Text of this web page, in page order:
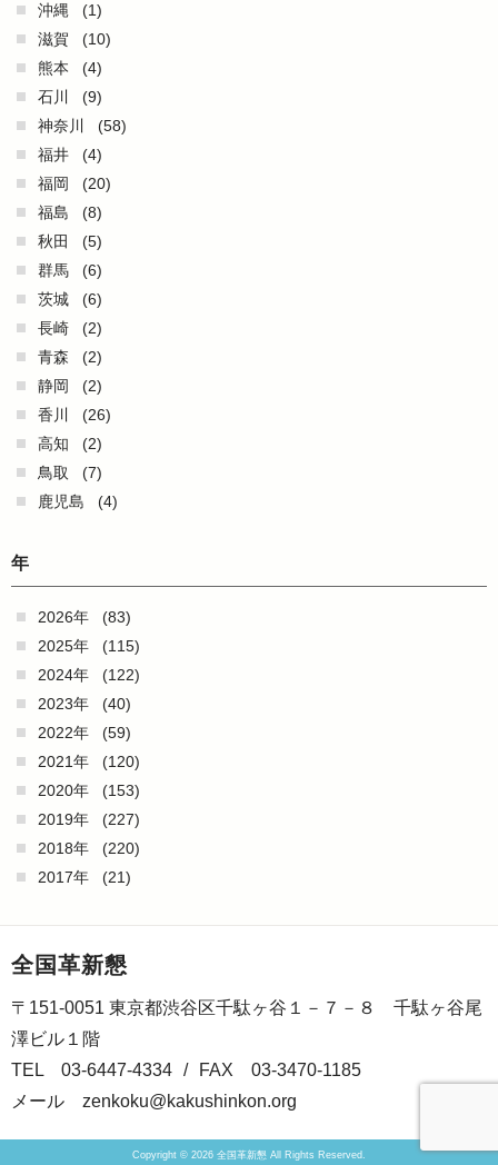
沖縄
(1)
滋賀
(10)
熊本
(4)
石川
(9)
神奈川
(58)
福井
(4)
福岡
(20)
福島
(8)
秋田
(5)
群馬
(6)
茨城
(6)
長崎
(2)
青森
(2)
静岡
(2)
香川
(26)
高知
(2)
鳥取
(7)
鹿児島
(4)
年
2026年
(83)
2025年
(115)
2024年
(122)
2023年
(40)
2022年
(59)
2021年
(120)
2020年
(153)
2019年
(227)
2018年
(220)
2017年
(21)
全国革新懇
〒151-0051 東京都渋谷区千駄ヶ谷１－７－８ 千駄ヶ谷尾
澤ビル１階
TEL 03-6447-4334 /
FAX 03-3470-1185
メール zenkoku@kakushinkon.org
Copyright © 2026 全国革新懇 All Rights Reserved.